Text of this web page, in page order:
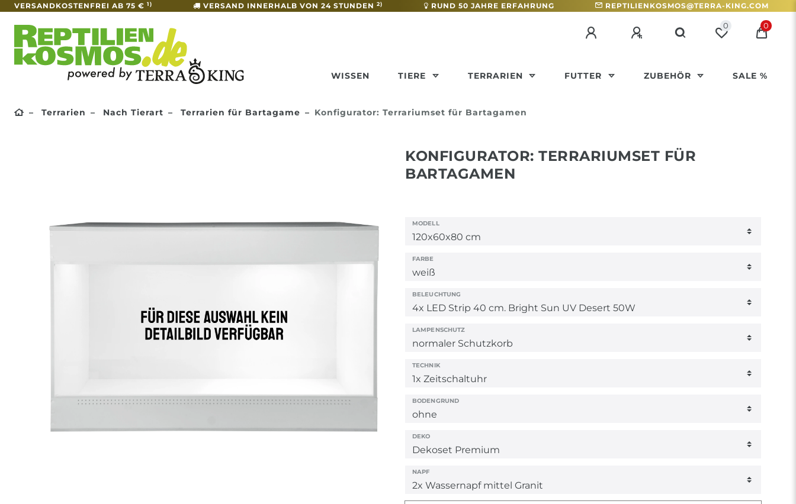
VERSANDKOSTENFREI AB 75 € 1) VERSAND INNERHALB VON 24 STUNDEN 2) RUND 50 JAHRE ERFAHRUNG REPTILIENKOSMOS@TERRA-KING.COM
0 0
WISSEN TIERE TERRARIEN FUTTER ZUBEHÖR SALE %
Terrarien Nach Tierart Terrarien für Bartagame Konfigurator: Terrariumset für Bartagamen
KONFIGURATOR: TERRARIUMSET FÜR
BARTAGAMEN
MODELL
FARBE
BELEUCHTUNG
LAMPENSCHUTZ
TECHNIK
BODENGRUND
DEKO
NAPF